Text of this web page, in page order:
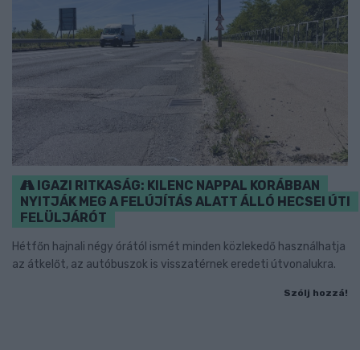
IGAZI RITKASÁG: KILENC NAPPAL KORÁBBAN
NYITJÁK MEG A FELÚJÍTÁS ALATT ÁLLÓ HECSEI ÚTI
FELÜLJÁRÓT
Hétfőn hajnali négy órától ismét minden közlekedő használhatja
az átkelőt, az autóbuszok is visszatérnek eredeti útvonalukra.
Szólj hozzá!